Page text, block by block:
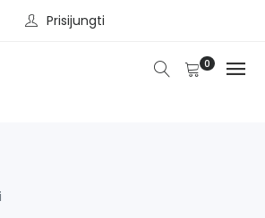
Prisijungti
0